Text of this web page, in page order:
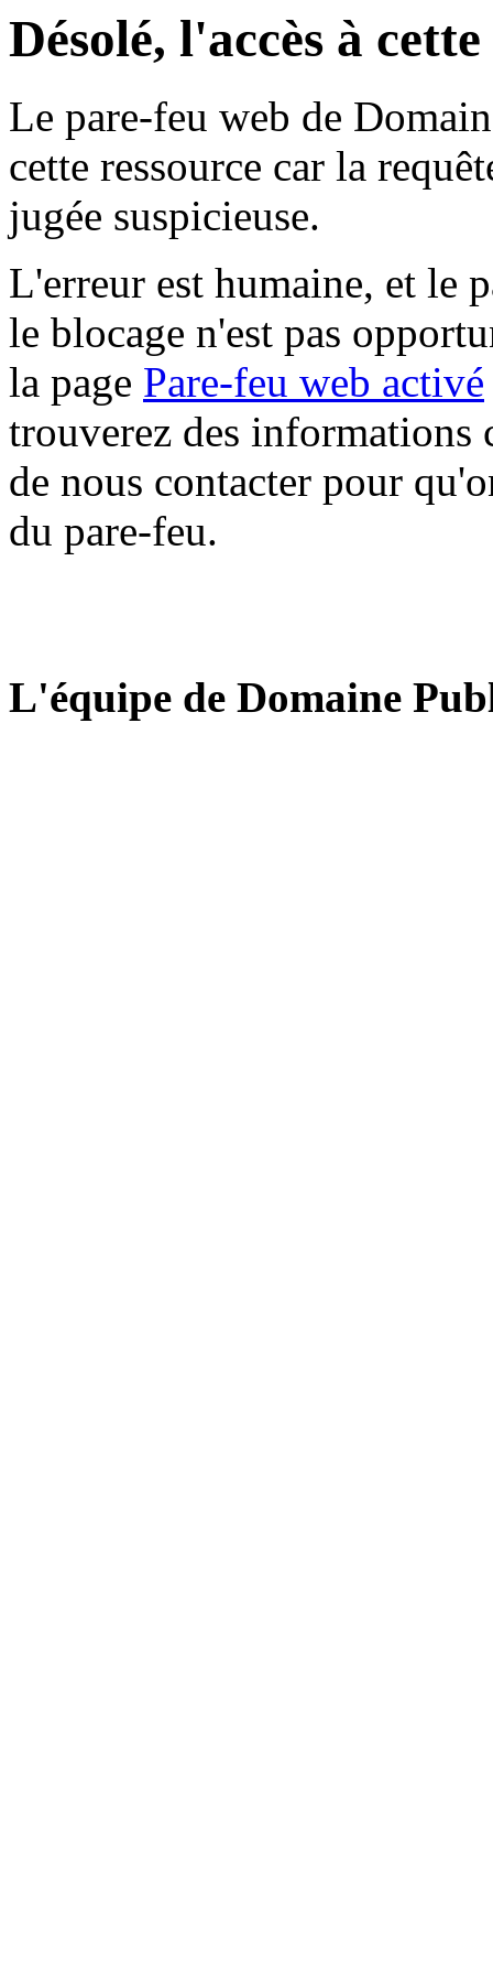
Désolé, l'accès à
Le pare-feu web de
cette ressource car la
jugée suspicieuse.
L'erreur est humaine, et le
le blocage n'est pas
la page Pare-feu web activé
trouverez des informations
de nous contacter pour
du pare-feu.
L'équipe de Domaine